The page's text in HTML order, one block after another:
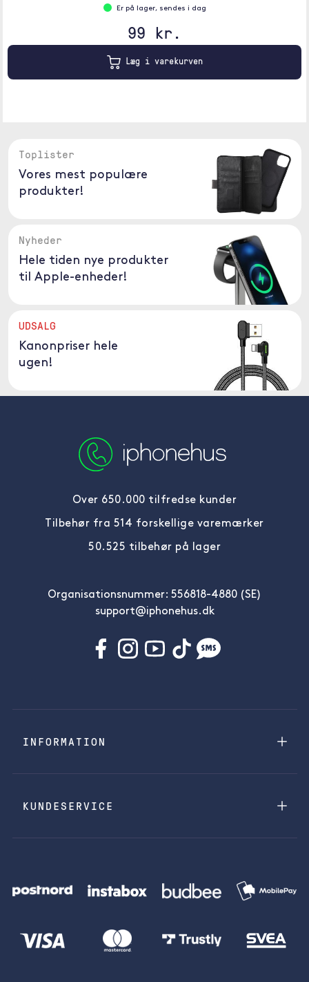
Er på lager, sendes i dag
99 kr.
Læg i varekurven
Toplister
Vores mest populære
produkter!
Nyheder
Hele tiden nye produkter
til Apple-enheder!
UDSALG
Kanonpriser hele
ugen!
Over 650.000 tilfredse kunder
Tilbehør fra 514 forskellige varemærker
50.525 tilbehør på lager
Organisationsnummer: 556818-4880 (SE)
support@iphonehus.dk
INFORMATION
KUNDESERVICE